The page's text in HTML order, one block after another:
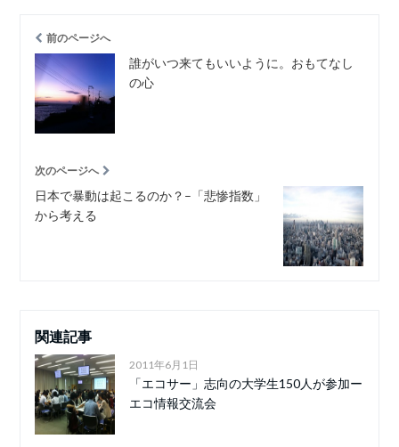
前のページへ
誰がいつ来てもいいように。おもてなし
の心
次のページへ
日本で暴動は起こるのか？–「悲惨指数」
から考える
関連記事
2011年6月1日
「エコサー」志向の大学生150人が参加ー
エコ情報交流会